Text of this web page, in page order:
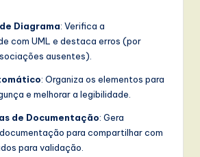
Diagrama: Verifica a
com UML e destaca erros (por
ausentes).
: Organiza os elementos para
e melhorar a legibilidade.
de Documentação: Gera
para compartilhar com
para validação.